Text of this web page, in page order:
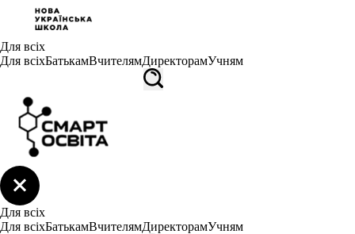
Для всіх
Для всіхБатькамВчителямДиректорамУчням
Для всіх
Для всіхБатькамВчителямДиректорамУчням